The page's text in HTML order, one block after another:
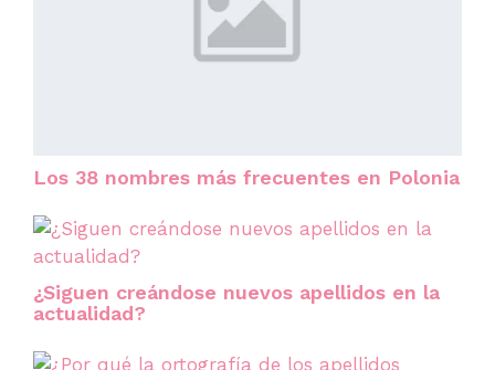
Los 38 nombres más frecuentes en Polonia
¿Siguen creándose nuevos apellidos en la
actualidad?